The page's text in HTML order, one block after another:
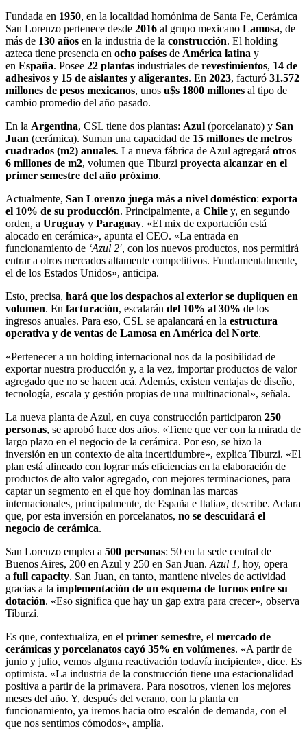
Fundada en 1950, en la localidad homónima de Santa Fe, Cerámica
San Lorenzo pertenece desde 2016 al grupo mexicano Lamosa, de
más de 130 años en la industria de la construcción. El holding
azteca tiene presencia en ocho países de América latina y
en España. Posee 22 plantas industriales de revestimientos, 14 de
adhesivos y 15 de aislantes y aligerantes. En 2023, facturó 31.572
millones de pesos mexicanos, unos u$s 1800 millones al tipo de
cambio promedio del año pasado.
En la Argentina, CSL tiene dos plantas: Azul (porcelanato) y San
Juan (cerámica). Suman una capacidad de 15 millones de metros
cuadrados (m2) anuales. La nueva fábrica de Azul agregará otros
6 millones de m2, volumen que Tiburzi proyecta alcanzar en el
primer semestre del año próximo.
Actualmente, San Lorenzo juega más a nivel doméstico: exporta
el 10% de su producción. Principalmente, a Chile y, en segundo
orden, a Uruguay y Paraguay. «El mix de exportación está
alocado en cerámica», apunta el CEO. «La entrada en
funcionamiento de ‘Azul 2′, con los nuevos productos, nos permitirá
entrar a otros mercados altamente competitivos. Fundamentalmente,
el de los Estados Unidos», anticipa.
Esto, precisa, hará que los despachos al exterior se dupliquen en
volumen. En facturación, escalarán del 10% al 30% de los
ingresos anuales. Para eso, CSL se apalancará en la estructura
operativa y de ventas de Lamosa en América del Norte.
«Pertenecer a un holding internacional nos da la posibilidad de
exportar nuestra producción y, a la vez, importar productos de valor
agregado que no se hacen acá. Además, existen ventajas de diseño,
tecnología, escala y gestión propias de una multinacional», señala.
La nueva planta de Azul, en cuya construcción participaron 250
personas, se aprobó hace dos años. «Tiene que ver con la mirada de
largo plazo en el negocio de la cerámica. Por eso, se hizo la
inversión en un contexto de alta incertidumbre», explica Tiburzi. «El
plan está alineado con lograr más eficiencias en la elaboración de
productos de alto valor agregado, con mejores terminaciones, para
captar un segmento en el que hoy dominan las marcas
internacionales, principalmente, de España e Italia», describe. Aclara
que, por esta inversión en porcelanatos, no se descuidará el
negocio de cerámica.
San Lorenzo emplea a 500 personas: 50 en la sede central de
Buenos Aires, 200 en Azul y 250 en San Juan.Azul 1, hoy, opera
a full capacity. San Juan, en tanto, mantiene niveles de actividad
gracias a la implementación de un esquema de turnos entre su
dotación. «Eso significa que hay un gap extra para crecer», observa
Tiburzi.
Es que, contextualiza, en el primer semestre, el mercado de
cerámicas y porcelanatos cayó 35% en volúmenes. «A partir de
junio y julio, vemos alguna reactivación todavía incipiente», dice. Es
optimista. «La industria de la construcción tiene una estacionalidad
positiva a partir de la primavera. Para nosotros, vienen los mejores
meses del año. Y, después del verano, con la planta en
funcionamiento, ya iremos hacia otro escalón de demanda, con el
que nos sentimos cómodos», amplía.